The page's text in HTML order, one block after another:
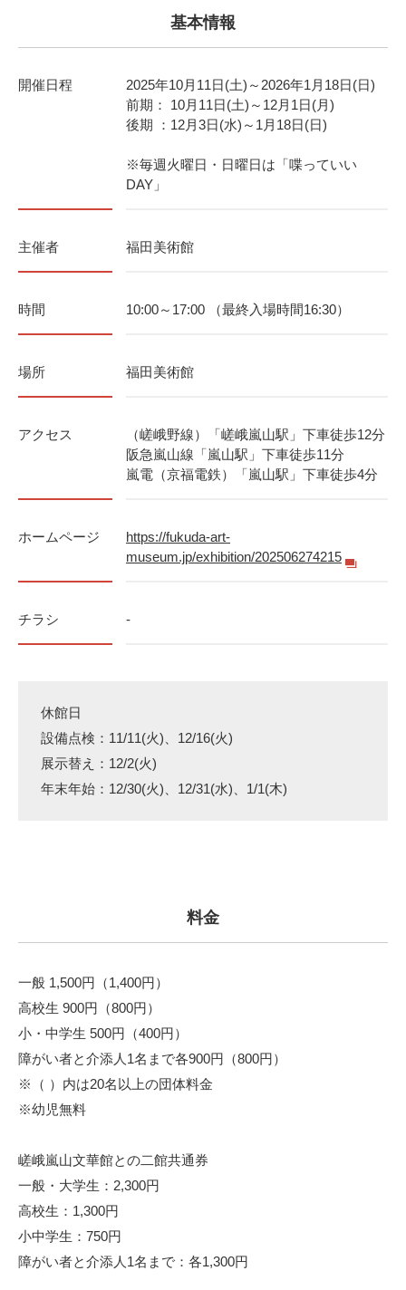
基本情報
開催日程
2025年10月11日(土)～2026年1月18日(日)
前期： 10月11日(土)～12月1日(月)
後期 ：12月3日(水)～1月18日(日)
※毎週火曜日・日曜日は「喋っていい
DAY」
主催者 福田美術館
時間 10:00～17:00 （最終入場時間16:30）
場所 福田美術館
アクセス
（嵯峨野線）「嵯峨嵐山駅」下車徒歩12分
阪急嵐山線「嵐山駅」下車徒歩11分
嵐電（京福電鉄）「嵐山駅」下車徒歩4分
ホームページ
https://fukuda-art-
museum.jp/exhibition/202506274215
チラシ -
休館日
設備点検：11/11(火)、12/16(火)
展示替え：12/2(火)
年末年始：12/30(火)、12/31(水)、1/1(木)
料金
一般 1,500円（1,400円）
高校生 900円（800円）
小・中学生 500円（400円）
障がい者と介添人1名まで各900円（800円）
※（ ）内は20名以上の団体料金
※幼児無料
嵯峨嵐山文華館との二館共通券
一般・大学生：2,300円
高校生：1,300円
小中学生：750円
障がい者と介添人1名まで：各1,300円